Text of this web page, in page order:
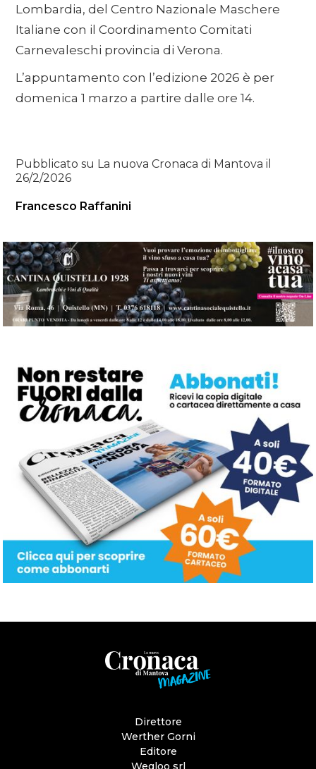
Lombardia, del Centro Nazionale Maschere
Italiane con il Coordinamento Comitati
Carnevaleschi provincia di Verona.
L’appuntamento con l’edizione 2026 è per
domenica 1 marzo a partire dalle ore 14.
Pubblicato su La nuova Cronaca di Mantova il
26/2/2026
Francesco Raffanini
Direttore
Werther Gorni
Editore
Wegloo srl